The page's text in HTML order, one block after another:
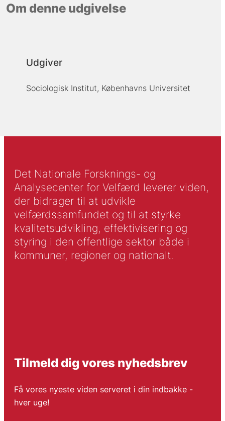
Om denne udgivelse
Udgiver
Sociologisk Institut, Københavns Universitet
Det Nationale Forsknings- og
Analysecenter for Velfærd leverer viden,
der bidrager til at udvikle
velfærdssamfundet og til at styrke
kvalitetsudvikling, effektivisering og
styring i den offentlige sektor både i
kommuner, regioner og nationalt.
Tilmeld dig vores nyhedsbrev
Få vores nyeste viden serveret i din indbakke -
hver uge!